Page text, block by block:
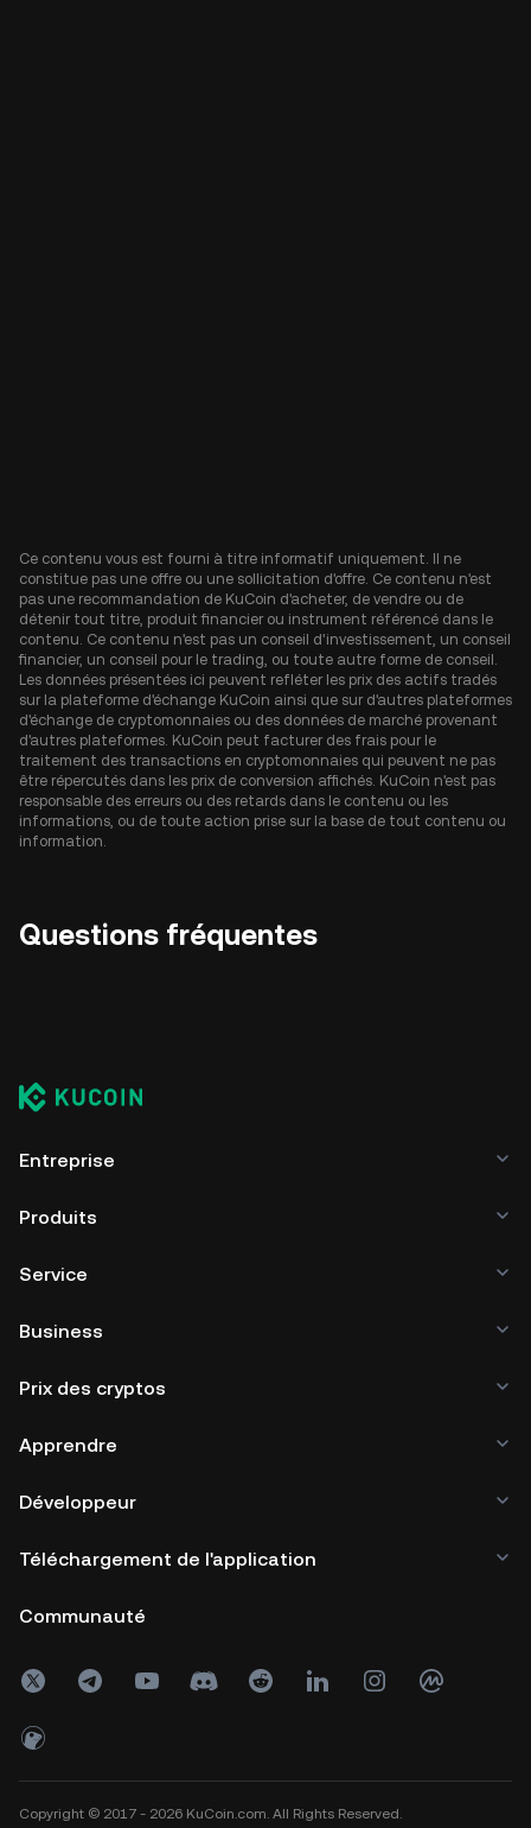
Ce contenu vous est fourni à titre informatif uniquement. Il ne
constitue pas une offre ou une sollicitation d'offre. Ce contenu n'est
pas une recommandation de KuCoin d'acheter, de vendre ou de
détenir tout titre, produit financier ou instrument référencé dans le
contenu. Ce contenu n'est pas un conseil d'investissement, un conseil
financier, un conseil pour le trading, ou toute autre forme de conseil.
Les données présentées ici peuvent refléter les prix des actifs tradés
sur la plateforme d'échange KuCoin ainsi que sur d'autres plateformes
d'échange de cryptomonnaies ou des données de marché provenant
d'autres plateformes. KuCoin peut facturer des frais pour le
traitement des transactions en cryptomonnaies qui peuvent ne pas
être répercutés dans les prix de conversion affichés. KuCoin n'est pas
responsable des erreurs ou des retards dans le contenu ou les
informations, ou de toute action prise sur la base de tout contenu ou
information.
Questions fréquentes
Entreprise
Produits
Service
Business
Prix des cryptos
Apprendre
Développeur
Téléchargement de l'application
Communauté
Copyright © 2017 - 2026 KuCoin.com. All Rights Reserved.